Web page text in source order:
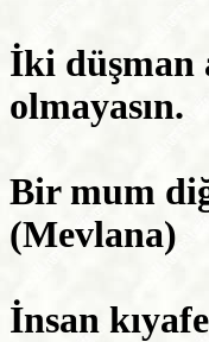
İki düşman
olmayasın.
Bir mum
(Mevlana)
İnsan